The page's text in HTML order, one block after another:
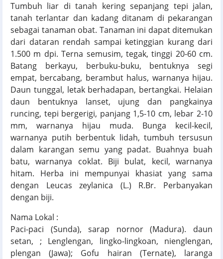
Tumbuh liar di tanah kering sepanjang tepi jalan,
tanah terlantar dan kadang ditanam di pekarangan
sebagai tanaman obat. Tanaman ini dapat ditemukan
dari dataran rendah sampai ketinggian kurang dari
1.500 m dpi. Terna semusim, tegak, tinggi 20-60 cm.
Batang berkayu, berbuku-buku, bentuknya segi
empat, bercabang, berambut halus, warnanya hijau.
Daun tunggal, letak berhadapan, bertangkai. Helaian
daun bentuknya lanset, ujung dan pangkainya
runcing, tepi bergerigi, panjang 1,5-10 cm, lebar 2-10
mm, warnanya hijau muda. Bunga kecil-kecil,
warnanya putih berbentuk lidah, tumbuh tersusun
dalam karangan semu yang padat. Buahnya buah
batu, warnanya coklat. Biji bulat, kecil, warnanya
hitam. Herba ini mempunyai khasiat yang sama
dengan Leucas zeylanica (L.) R.Br. Perbanyakan
dengan biji.
Nama Lokal :
Paci-paci (Sunda), sarap nornor (Madura). daun
setan, ; Lenglengan, lingko-lingkoan, nienglengan,
plengan (Jawa); Gofu hairan (Ternate), laranga